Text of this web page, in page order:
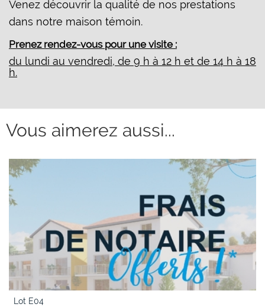
Venez découvrir la qualité de nos prestations
dans notre maison témoin.
Prenez rendez-vous pour une visite :
du lundi au vendredi, de 9 h à 12 h et de 14 h à 18
h.
Vous aimerez aussi...
Lot E04